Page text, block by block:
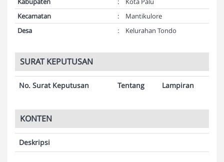
Kecamatan
:
Mantikulore
Desa
: Kelurahan Tondo
SURAT KEPUTUSAN
No. Surat Keputusan Tentang Lampiran
KONTEN
Deskripsi